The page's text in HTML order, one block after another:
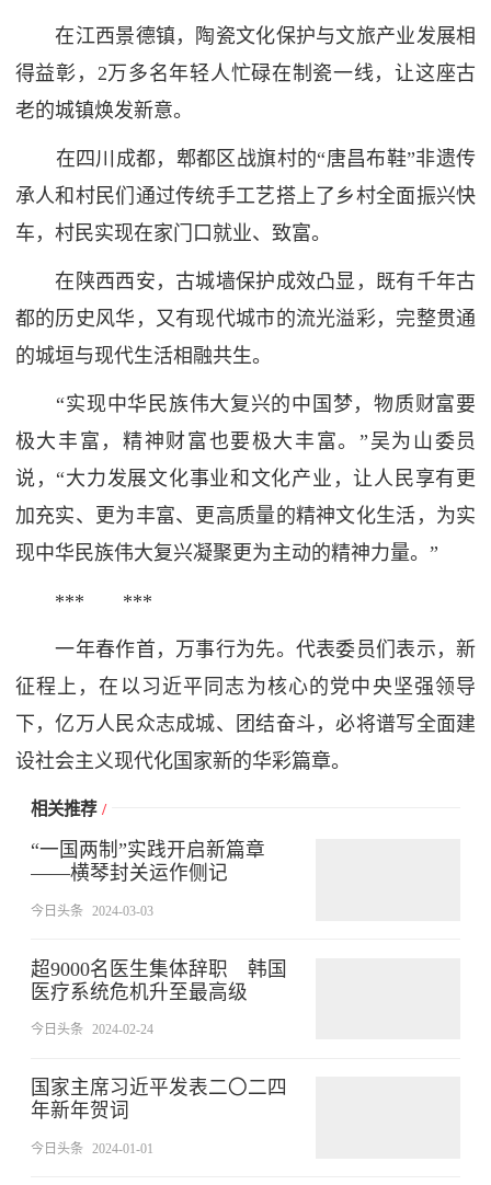
在江西景德镇，陶瓷文化保护与文旅产业发展相
得益彰，2万多名年轻人忙碌在制瓷一线，让这座古
老的城镇焕发新意。
在四川成都，郫都区战旗村的“唐昌布鞋”非遗传
承人和村民们通过传统手工艺搭上了乡村全面振兴快
车，村民实现在家门口就业、致富。
在陕西西安，古城墙保护成效凸显，既有千年古
都的历史风华，又有现代城市的流光溢彩，完整贯通
的城垣与现代生活相融共生。
“实现中华民族伟大复兴的中国梦，物质财富要
极大丰富，精神财富也要极大丰富。”吴为山委员
说，“大力发展文化事业和文化产业，让人民享有更
加充实、更为丰富、更高质量的精神文化生活，为实
现中华民族伟大复兴凝聚更为主动的精神力量。”
*** ***
一年春作首，万事行为先。代表委员们表示，新
征程上，在以习近平同志为核心的党中央坚强领导
下，亿万人民众志成城、团结奋斗，必将谱写全面建
设社会主义现代化国家新的华彩篇章。
相关推荐 /
“一国两制”实践开启新篇章
——横琴封关运作侧记
今日头条 2024-03-03
超9000名医生集体辞职 韩国
医疗系统危机升至最高级
今日头条 2024-02-24
国家主席习近平发表二〇二四
年新年贺词
今日头条 2024-01-01